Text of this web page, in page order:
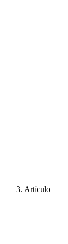
Artículo